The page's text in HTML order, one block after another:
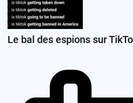
Le bal des espions sur